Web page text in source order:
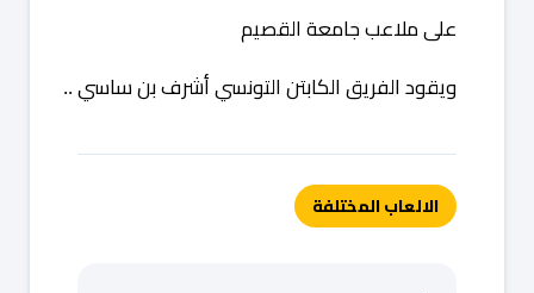
علىملاعبجامعةالقصيم
ويقودالفريقالكابتنالتونسيأشرفبنساسي ..
الالعاب المختلفة